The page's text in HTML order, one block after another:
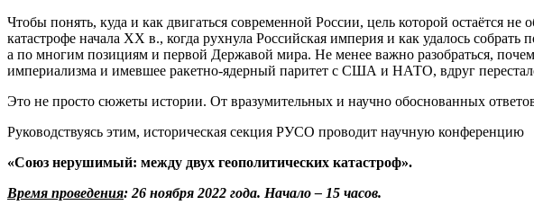
Чтобы понять, куда и как двигаться современной России, цель которой остаётся
катастрофе начала ХХ в., когда рухнула Российская империя и как удалось
а по многим позициям и первой Державой мира. Не менее важно разобраться,
империализма и имевшее ракетно-ядерный паритет с США и НАТО, вдруг
Это не просто сюжеты истории. От вразумительных и научно обоснованных
Руководствуясь этим, историческая секция РУСО проводит научную конференцию
«Союз нерушимый: между двух геополитических катастроф».
Время проведения: 26 ноября 2022 года. Начало – 15 часов.